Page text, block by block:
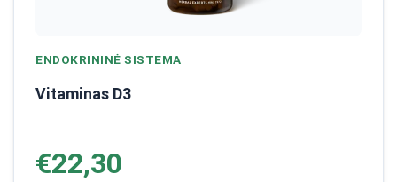
ENDOKRININĖ SISTEMA
Vitaminas D3
€22,30